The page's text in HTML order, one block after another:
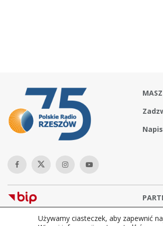
Copyright © 2026Polskie Radio Rzeszów S.A.
Używamy ciasteczek, aby zapewnić